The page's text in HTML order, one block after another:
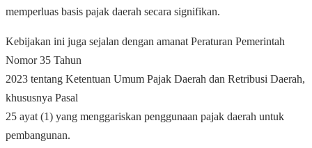
memperluas basis pajak daerah secara signifikan.
Kebijakan ini juga sejalan dengan amanat Peraturan Pemerintah
Nomor 35 Tahun
2023 tentang Ketentuan Umum Pajak Daerah dan Retribusi Daerah,
khususnya Pasal
25 ayat (1) yang menggariskan penggunaan pajak daerah untuk
pembangunan.